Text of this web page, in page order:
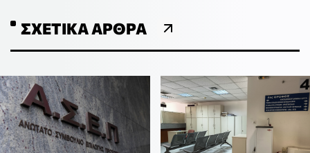
ΣΧΕΤΙΚΆ ΆΡΘΡΑ